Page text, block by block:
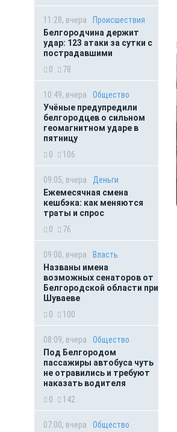
11:28, вчера
Происшествия
Белгородчина держит
удар: 123 атаки за сутки с
пострадавшими
0
78
10:49, вчера
Общество
Учёные предупредили
белгородцев о сильном
геомагнитном ударе в
пятницу
0
106
09:05, вчера
Деньги
Ежемесячная смена
кешбэка: как меняются
траты и спрос
0
76
09:00, вчера
Власть
Названы имена
возможных сенаторов от
Белгородской области при
Шуваеве
0
100
08:09, вчера
Общество
Под Белгородом
пассажиры автобуса чуть
не отравились и требуют
наказать водителя
0
142
07:00, вчера
Общество